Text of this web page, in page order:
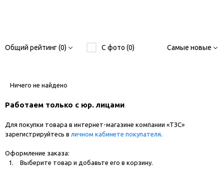
Общий рейтинг (0) С фото (0) Самые новые
Ничего не найдено
Работаем только с юр. лицами
Для покупки товара в интернет-магазине компании «ТЗС»
зарегистрируйтесь в личном кабинете покупателя.
Оформление заказа:
Выберите товар и добавьте его в корзину.